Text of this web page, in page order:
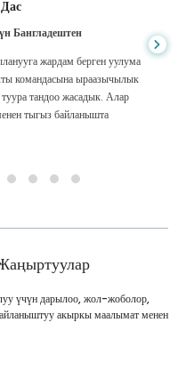
Бангладештен
жардам берген уулума
командасына ыраазычылык
тандоо жасадык. Алар
тыгыз байланышта
үчүн дарылоо, жол-жоболор,
акыркы маалымат менен